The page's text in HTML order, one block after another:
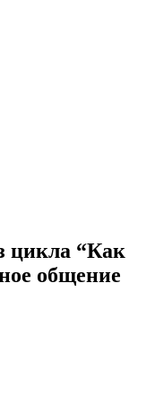
цикла “Как
общение